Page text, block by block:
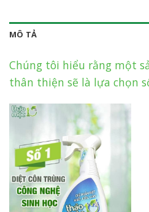
MÔ TẢ
Chúng tôi hiểu rằng một
thân thiện sẽ là lựa chọn